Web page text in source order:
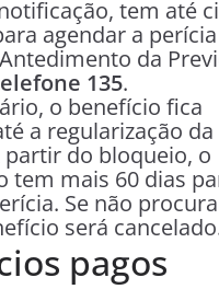
tem até
agendar a
da
135.
o benefício fica
a regularização da
partir do bloqueio, o
tem mais 60 dias
Se não
será
pagos